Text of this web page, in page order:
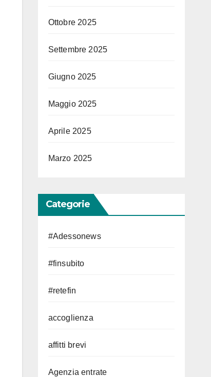
Ottobre 2025
Settembre 2025
Giugno 2025
Maggio 2025
Aprile 2025
Marzo 2025
Categorie
#Adessonews
#finsubito
#retefin
accoglienza
affitti brevi
Agenzia entrate